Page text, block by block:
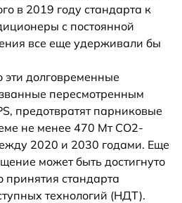
в 2019 году стандарта к
с постоянной
все еще удерживали бы
эти долговременные
пересмотренным
предотвратят парниковые
не менее 470 Мт CO2-
2020 и 2030 годами. Еще
может быть достигнуто
принятия стандарта
технологий (НДТ).